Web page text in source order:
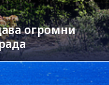
огромни